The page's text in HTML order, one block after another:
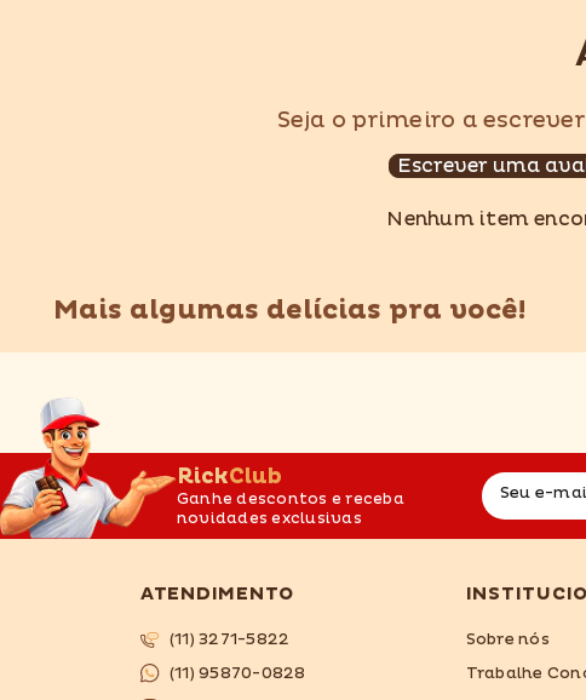
Seja o primeiro a
Escrever uma
Nenhum item
Mais algumas delícias pra você!
RickClub
Ganhe descontos e receba
novidades exclusivas
Seu e-
ATENDIMENTO
(11) 3271-5822
(11) 95870-0828
Sobre nós
Trabalhe